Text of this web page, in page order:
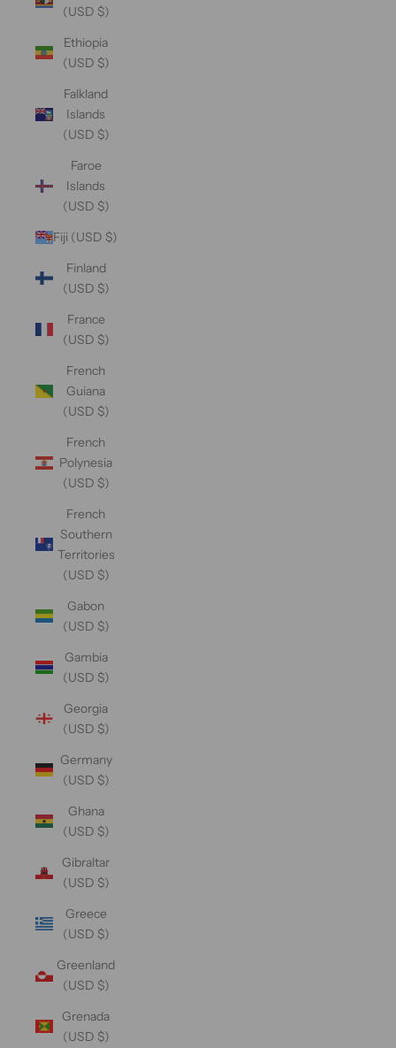
(USD $)
Ethiopia
(USD $)
Falkland
Islands
(USD $)
Faroe
Islands
(USD $)
Fiji (USD $)
Finland
(USD $)
France
(USD $)
French
Guiana
(USD $)
French
Polynesia
(USD $)
French
Southern
Territories
(USD $)
Gabon
(USD $)
Gambia
(USD $)
Georgia
(USD $)
Germany
(USD $)
Ghana
(USD $)
Gibraltar
(USD $)
Greece
(USD $)
Greenland
(USD $)
Grenada
(USD $)